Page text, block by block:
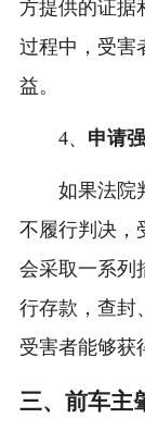
方提供的证据
过程中，受害
益。
4、 申请
如果法院
不履行判决，
会采取一系列
行存款，查封
受害者能够获
三、前车主